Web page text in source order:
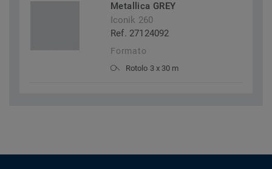
Metallica GREY
Iconik 260
Ref. 27124092
Formato
Rotolo 3 x 30 m